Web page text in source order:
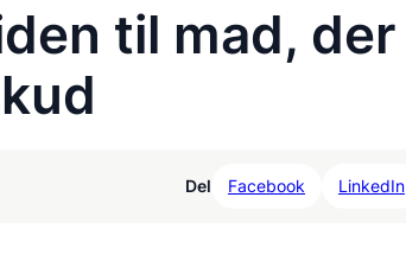
til mad, der
Del Facebook LinkedIn